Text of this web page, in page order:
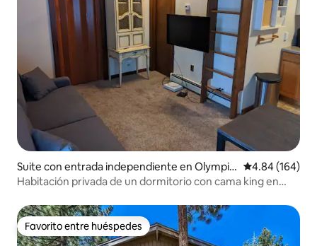
Suite con entrada independiente en Olympic
Valley
Calificación
4.84 (164)
Habitación privada de un dormitorio con cama king en
Favorito entre huéspedes
Favorito entre huéspedes